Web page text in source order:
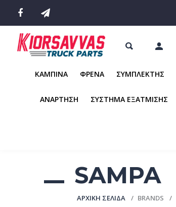
ΚΑΜΠΙΝΑ ΦΡΕΝΑ ΣΥΜΠΛΕΚΤΗΣ
ΑΝΑΡΤΗΣΗ ΣΥΣΤΗΜΑ ΕΞΑΤΜΙΣΗΣ
SAMPA
ΑΡΧΙΚΉ ΣΕΛΊΔΑ BRANDS